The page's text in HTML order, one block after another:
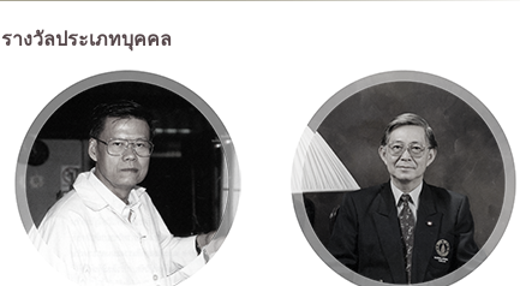
รางวัลประเภทบุคคล